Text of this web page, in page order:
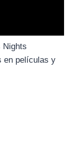
Nights
en películas y